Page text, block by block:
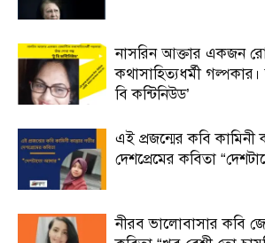
নাসরিন আক্তার একজন
কথাসাহিত্যধর্মী
বি কন্টিনিউড’
এই প্রজন্মের কবি কামিনী
দেশপ্রেমের কবিতা
নীরব ভালোবাসার কবি